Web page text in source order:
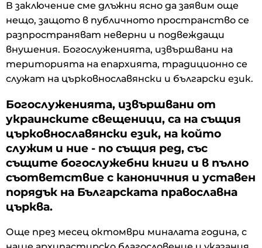
В заключение сме длъжни ясно да заявим още
нещо, защото в публичното пространство се
разпространяват неверни и подвеждащи
внушения. Богослуженията, извършвани на
територията на епархията, традиционно се
служат на църковнославянски и български език.
Богослуженията, извършвани от
украинските свещеници, са на същия
църковнославянски език, на който
служим и ние - по същия ред, със
същите богослужебни книги и в пълно
съответствие с каноничния и уставен
порядък на Българската православна
църква.
Още през месец октомври миналата година, с